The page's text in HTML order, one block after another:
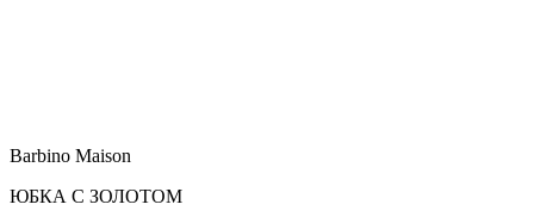
Barbino Maison
ЮБКА С ЗОЛОТОМ